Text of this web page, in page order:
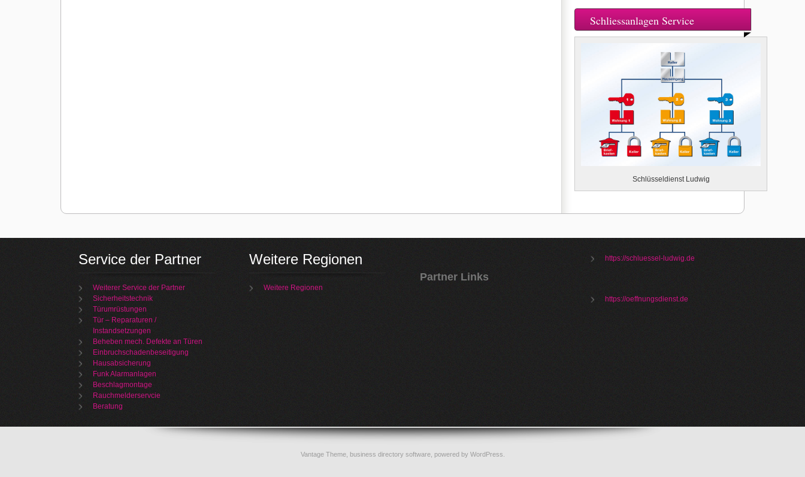
Schliessanlagen Service
Schlüsseldienst Ludwig
Service der Partner
Weiterer Service der Partner
Sicherheitstechnik
Türumrüstungen
Tür – Reparaturen /
Instandsetzungen
Beheben mech. Defekte an Türen
Einbruchschadenbeseitigung
Hausabsicherung
Funk Alarmanlagen
Beschlagmontage
Rauchmelderservcie
Beratung
Weitere Regionen
Weitere Regionen
Partner Links
https://schluessel-ludwig.de
https://oeffnungsdienst.de
Vantage Theme, business directory software, powered by WordPress